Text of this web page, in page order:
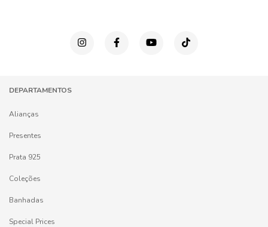
DEPARTAMENTOS
Alianças
Presentes
Prata 925
Coleções
Banhadas
Special Prices